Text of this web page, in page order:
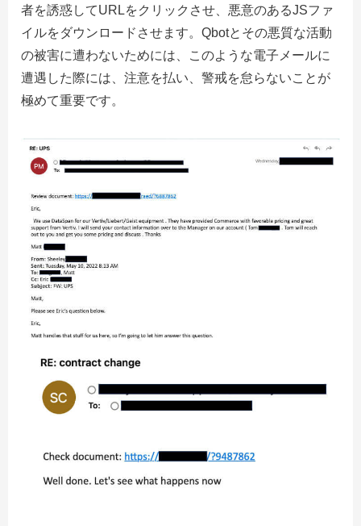
者を誘惑してURLをクリックさせ、悪意のあるJSファ
イルをダウンロードさせます。Qbotとその悪質な活動
の被害に遭わないためには、このような電子メールに
遭遇した際には、注意を払い、警戒を怠らないことが
極めて重要です。